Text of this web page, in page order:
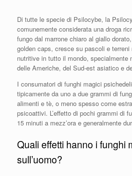
Di tutte le specie di Psilocybe, la
comunemente considerata una droga
fungo dal marrone chiaro al giallo
golden caps, cresce su pascoli e
nutritive in tutto il mondo, specialmente
delle Americhe, del Sud-est asiatico e
I consumatori di funghi magici
tipicamente da uno a due grammi di
alimenti e tè, o meno spesso come
psicoattivi. L’effetto di pochi grammi di
15 minuti a mezz’ora e generalmente
Quali effetti hanno i funghi
sull’uomo?